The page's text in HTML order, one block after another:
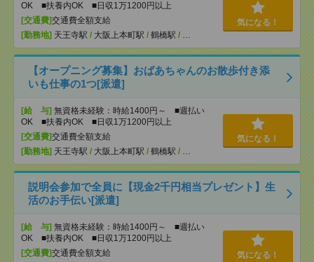
OK ■扶養内OK ■日収1万1200円以上
[交通費]交通費全額支給
[勤務地] 天王寺駅 / 大阪上本町駅 / 鶴橋駅 / …
気になる！
【オープニング募集】おばあちゃんのお散歩付き添
いも仕事の1つ[派遣]
[給 与] 無資格未経験：時給1400円～ ■週払い
OK ■扶養内OK ■日収1万1200円以上
[交通費]交通費全額支給
[勤務地] 天王寺駅 / 大阪上本町駅 / 鶴橋駅 / …
気になる！
説明会参加で全員に【現金2千円相当プレゼント】生
活のお手伝い[派遣]
[給 与] 無資格未経験：時給1400円～ ■週払い
OK ■扶養内OK ■日収1万1200円以上
[交通費]交通費全額支給
気になる！